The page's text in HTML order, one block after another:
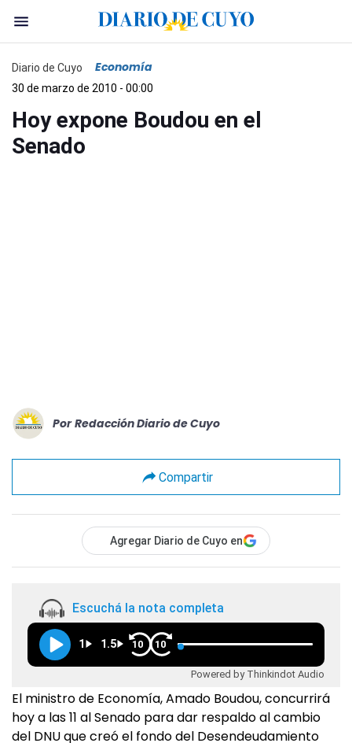
Diario de Cuyo Economía
30 de marzo de 2010 - 00:00
Hoy expone Boudou en el
Senado
Por Redacción Diario de Cuyo
Compartir
Agregar Diario de Cuyo en
Escuchá la nota completa
1 1.5 10 10
Powered by Thinkindot Audio
El ministro de Economía, Amado Boudou, concurrirá
hoy a las 11 al Senado para dar respaldo al cambio
del DNU que creó el fondo del Desendeudamiento